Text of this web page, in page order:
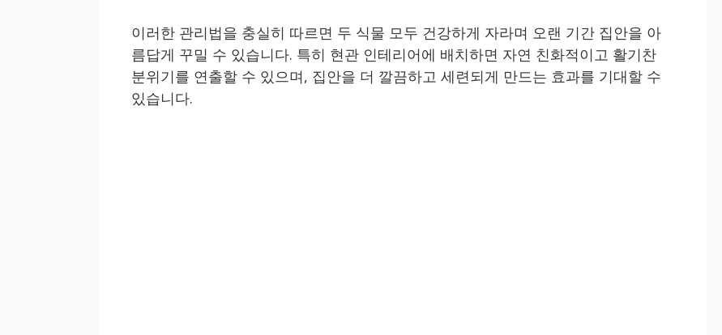
이러한 관리법을 충실히 따르면 두 식물 모두 건강하게 자라며 오랜 기간 집안을 아
름답게 꾸밀 수 있습니다. 특히 현관 인테리어에 배치하면 자연 친화적이고 활기찬
분위기를 연출할 수 있으며, 집안을 더 깔끔하고 세련되게 만드는 효과를 기대할 수
있습니다.